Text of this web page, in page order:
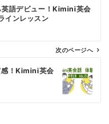
英語デビュー！Kimini英会
インレッスン
次のページへ
感！Kimini英会